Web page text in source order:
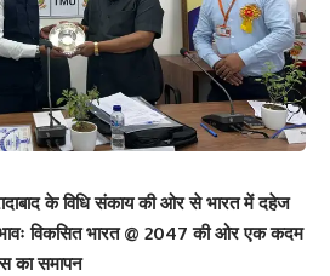
के विधि संकाय की ओर से भारत में दहेज
विकसित भारत @ 2047 की ओर एक कदम
का समापन